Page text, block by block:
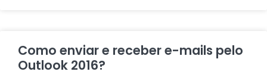
Como enviar e receber e-mails pelo
Outlook 2016?